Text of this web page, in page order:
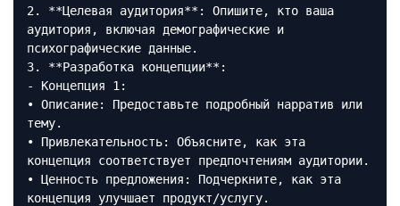
2. **Целевая аудитория**: Опишите, кто ваша
аудитория, включая демографические и
психографические данные.
3. **Разработка концепции**:
- Концепция 1:
• Описание: Предоставьте подробный нарратив или
тему.
• Привлекательность: Объясните, как эта
концепция соответствует предпочтениям аудитории.
• Ценность предложения: Подчеркните, как эта
концепция улучшает продукт/услугу.